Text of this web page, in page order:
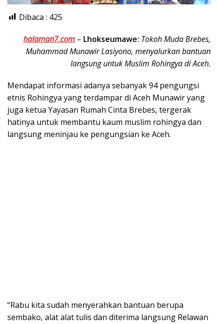
Dibaca : 425
halaman7.com – Lhokseumawe: Tokoh Muda Brebes,
Muhammad Munawir Lasiyono, menyalurkan bantuan
langsung untuk Muslim Rohingya di Aceh.
Mendapat informasi adanya sebanyak 94 pengungsi
etnis Rohingya yang terdampar di Aceh Munawir yang
juga ketua Yayasan Rumah Cinta Brebes, tergerak
hatinya untuk membantu kaum muslim rohingya dan
langsung meninjau ke pengungsian ke Aceh.
“Rabu kita sudah menyerahkan bantuan berupa
sembako, alat alat tulis dan diterima langsung Relawan